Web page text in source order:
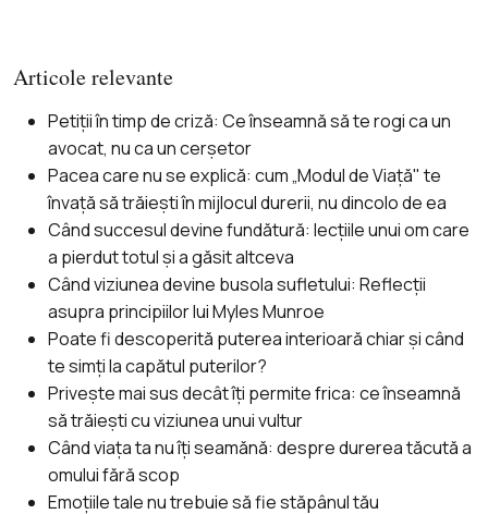
Articole relevante
Petiții în timp de criză: Ce înseamnă să te rogi ca un
avocat, nu ca un cerșetor
Pacea care nu se explică: cum „Modul de Viață" te
învață să trăiești în mijlocul durerii, nu dincolo de ea
Când succesul devine fundătură: lecțiile unui om care
a pierdut totul și a găsit altceva
Când viziunea devine busola sufletului: Reflecții
asupra principiilor lui Myles Munroe
Poate fi descoperită puterea interioară chiar și când
te simți la capătul puterilor?
Privește mai sus decât îți permite frica: ce înseamnă
să trăiești cu viziunea unui vultur
Când viața ta nu îți seamănă: despre durerea tăcută a
omului fără scop
Emoțiile tale nu trebuie să fie stăpânul tău